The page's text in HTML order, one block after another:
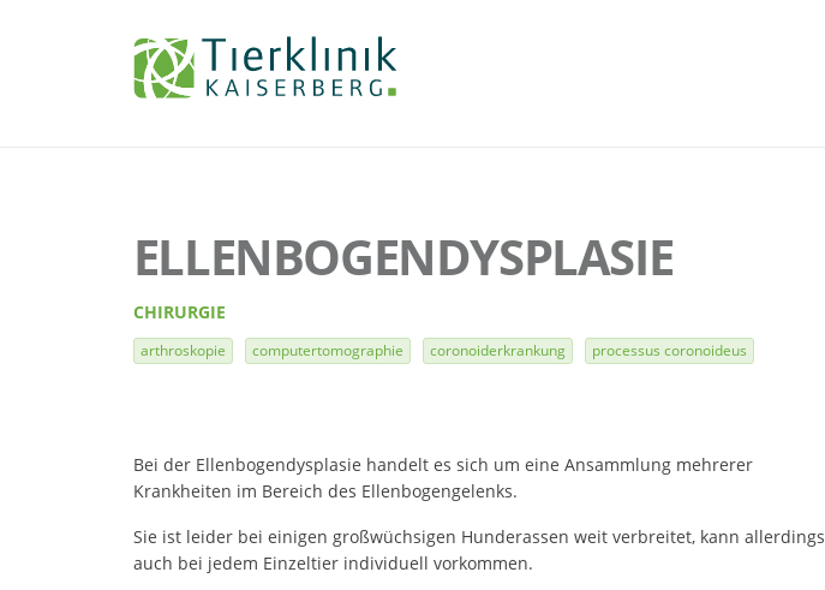
ELLENBOGENDYSPLASIE
CHIRURGIE
arthroskopie computertomographie coronoiderkrankung processus coronoideus
Bei der Ellenbogendysplasie handelt es sich um eine Ansammlung mehrerer
Krankheiten im Bereich des Ellenbogengelenks.
Sie ist leider bei einigen großwüchsigen Hunderassen weit verbreitet, kann allerdings
auch bei jedem Einzeltier individuell vorkommen.